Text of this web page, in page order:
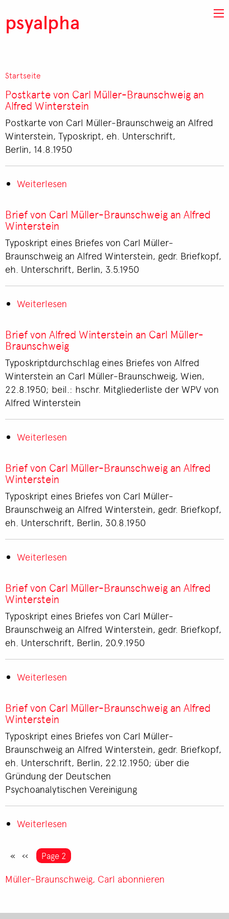
psyalpha
Pfadnavigation
Startseite
Postkarte von Carl Müller-Braunschweig an
Alfred Winterstein
Postkarte von Carl Müller-Braunschweig an Alfred
Winterstein, Typoskript, eh. Unterschrift,
Berlin, 14.8.1950
Weiterlesen
von
Müller-
Braunschweig
an
Alfred
Winterstein
Brief von Carl Müller-Braunschweig an Alfred
Winterstein
Typoskript eines Briefes von Carl Müller-
Braunschweig an Alfred Winterstein, gedr. Briefkopf,
eh. Unterschrift, Berlin, 3.5.1950
Weiterlesen
von
Carl
Müller-
Braunschweig
an
Alfred
Winterstein
Brief von Alfred Winterstein an Carl Müller-
Braunschweig
Typoskriptdurchschlag eines Briefes von Alfred
Winterstein an Carl Müller-Braunschweig, Wien,
22.8.1950; beil.: hschr. Mitgliederliste der WPV von
Alfred Winterstein
Weiterlesen
von
Winterstein
an
Carl
Müller-
Braunschweig
Brief von Carl Müller-Braunschweig an Alfred
Winterstein
Typoskript eines Briefes von Carl Müller-
Braunschweig an Alfred Winterstein, gedr. Briefkopf,
eh. Unterschrift, Berlin, 30.8.1950
Weiterlesen
von
Müller-
Braunschweig
an
Alfred
Winterstein
Brief von Carl Müller-Braunschweig an Alfred
Winterstein
Typoskript eines Briefes von Carl Müller-
Braunschweig an Alfred Winterstein, gedr. Briefkopf,
eh. Unterschrift, Berlin, 20.9.1950
Weiterlesen
von
Müller-
Braunschweig
an
Alfred
Winterstein
Brief von Carl Müller-Braunschweig an Alfred
Winterstein
Typoskript eines Briefes von Carl Müller-
Braunschweig an Alfred Winterstein, gedr. Briefkopf,
eh. Unterschrift, Berlin, 22.12.1950; über die
Gründung der Deutschen
Psychoanalytischen Vereinigung
Weiterlesen
von
Carl
Müller-
Alfred
Seitennummerierung
Vorherige
‹‹ You're on
Page 2
Müller-Braunschweig, Carl abonnieren